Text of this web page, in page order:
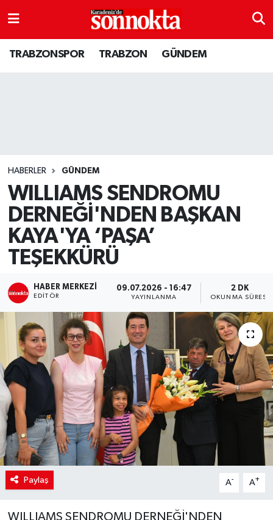
TRABZONSPOR TRABZON GÜNDEM
HABERLER GÜNDEM
WILLIAMS SENDROMU
DERNEĞİ'NDEN BAŞKAN
KAYA'YA ‘PAŞA’
TEŞEKKÜRÜ
HABER MERKEZI
EDITÖR
09.07.2026 - 16:47
YAYINLANMA
2 DK
OKUNMA SÜRESI
Paylaş A- A+
WILLIAMS SENDROMU DERNEĞİ'NDEN
GÜNDEM
Kültür sanat
MAGAZİN
SAĞLIK
SİYASET
Teknoloji
TRABZON
TRABZONSPOR
Yaşam
Son Dakika Haberleri
Haber Arşivi